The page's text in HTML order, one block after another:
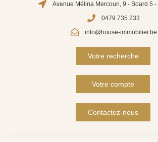
Avenue Mélina Mercouri, 9 - Board 5
0479.735.233
info@house-immobilier.be
Votre recherche
Votre compte
Contactez-nous